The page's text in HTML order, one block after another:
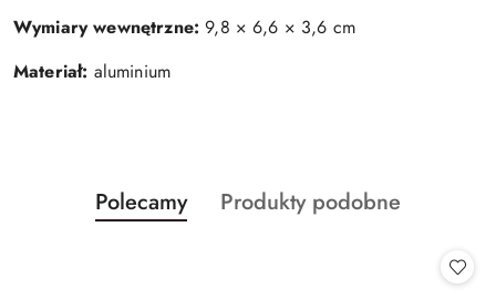
Wymiary wewnętrzne: 9,8 × 6,6 × 3,6 cm
Materiał: aluminium
Pomiń karuzelę produktów
Produkty
o
Polecamy
Produkty
Produkty podobne